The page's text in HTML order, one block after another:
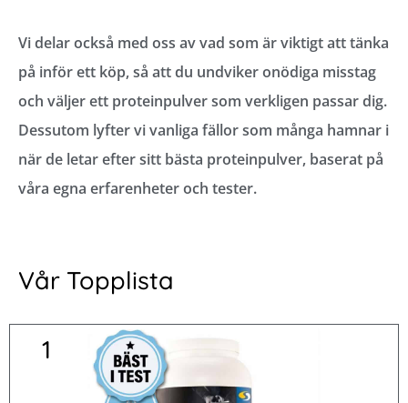
Vi delar också med oss av vad som är viktigt att tänka
på inför ett köp, så att du undviker onödiga misstag
och väljer ett proteinpulver som verkligen passar dig.
Dessutom lyfter vi vanliga fällor som många hamnar i
när de letar efter sitt bästa proteinpulver, baserat på
våra egna erfarenheter och tester.
Vår Topplista
1